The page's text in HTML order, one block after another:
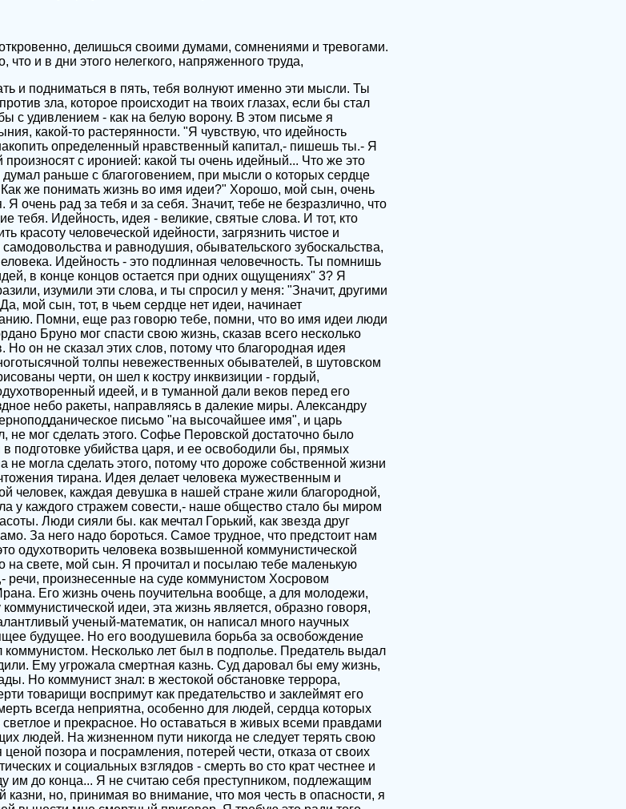
делишься своими думами, сомнениями и тревогами.
и в дни этого нелегкого, напряженного труда,
и подниматься в пять, тебя волнуют именно эти мысли. Ты
зла, которое происходит на твоих глазах, если бы стал
с удивлением - как на белую ворону. В этом письме я
какой-то растерянности. "Я чувствую, что идейность
определенный нравственный капитал,- пишешь ты.- Я
с иронией: какой ты очень идейный... Что же это
раньше с благоговением, при мысли о которых сердце
же понимать жизнь во имя идеи?" Хорошо, мой сын, очень
очень рад за тебя и за себя. Значит, тебе не безразлично, что
тебя. Идейность, идея - великие, святые слова. И тот, кто
красоту человеческой идейности, загрязнить чистое и
и равнодушия, обывательского зубоскальства,
Идейность - это подлинная человечность. Ты помнишь
в конце концов остается при одних ощущениях" 3? Я
изумили эти слова, и ты спросил у меня: "Значит, другими
мой сын, тот, в чьем сердце нет идеи, начинает
Помни, еще раз говорю тебе, помни, что во имя идеи люди
Бруно мог спасти свою жизнь, сказав всего несколько
Но он не сказал этих слов, потому что благородная идея
толпы невежественных обывателей, в шутовском
черти, он шел к костру инквизиции - гордый,
идеей, и в туманной дали веков перед его
небо ракеты, направляясь в далекие миры. Александру
письмо "на высочайшее имя", и царь
не мог сделать этого. Софье Перовской достаточно было
в подготовке убийства царя, и ее освободили бы, прямых
не могла сделать этого, потому что дороже собственной жизни
тирана. Идея делает человека мужественным и
человек, каждая девушка в нашей стране жили благородной,
у каждого стражем совести,- наше общество стало бы миром
Люди сияли бы. как мечтал Горький, как звезда друг
За него надо бороться. Самое трудное, что предстоит нам
одухотворить человека возвышенной коммунистической
на свете, мой сын. Я прочитал и посылаю тебе маленькую
речи, произнесенные на суде коммунистом Хосровом
Его жизнь очень поучительна вообще, а для молодежи,
идеи, эта жизнь является, образно говоря,
ученый-математик, он написал много научных
будущее. Но его воодушевила борьба за освобождение
коммунистом. Несколько лет был в подполье. Предатель выдал
Ему угрожала смертная казнь. Суд даровал бы ему жизнь,
Но коммунист знал: в жестокой обстановке террора,
товарищи воспримут как предательство и заклеймят его
всегда неприятна, особенно для людей, сердца которых
и прекрасное. Но оставаться в живых всеми правдами
людей. На жизненном пути никогда не следует терять свою
позора и посрамления, потерей чести, отказа от своих
и социальных взглядов - смерть во сто крат честнее и
им до конца... Я не считаю себя преступником, подлежащим
но, принимая во внимание, что моя честь в опасности, я